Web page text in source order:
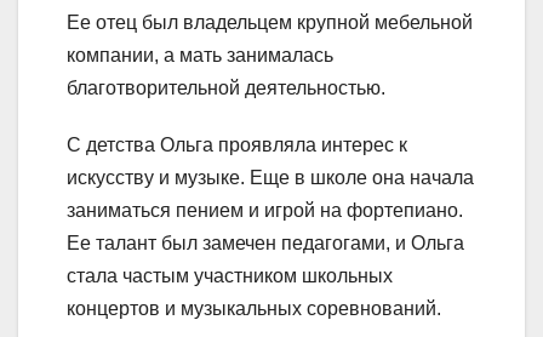
Ее отец был владельцем крупной мебельной
компании, а мать занималась
благотворительной деятельностью.
С детства Ольга проявляла интерес к
искусству и музыке. Еще в школе она начала
заниматься пением и игрой на фортепиано.
Ее талант был замечен педагогами, и Ольга
стала частым участником школьных
концертов и музыкальных соревнований.